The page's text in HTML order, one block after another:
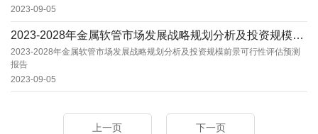
2023-09-05
2023-2028年金属软管市场发展战略规划分析及投资规模前景可行性评估预测报告
2023-2028年金属软管市场发展战略规划分析及投资规模前景可行性评估预测
报告
2023-09-05
上一页 下一页